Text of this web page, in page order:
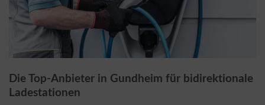
Die Top-Anbieter in Gundheim für bidirektionale
Ladestationen